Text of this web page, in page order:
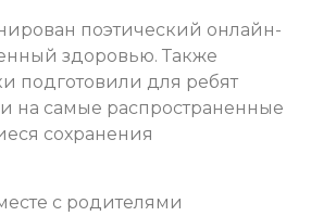
поэтический онлайн-
здоровью. Также
подготовили для ребят
на самые распространенные
сохранения
с родителями